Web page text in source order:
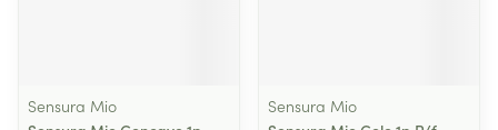
Sensura Mio
Sensura Mio